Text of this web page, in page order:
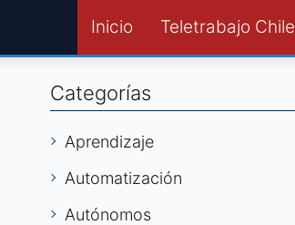
Inicio Teletrabajo Chile
Categorías
Aprendizaje
Automatización
Autónomos